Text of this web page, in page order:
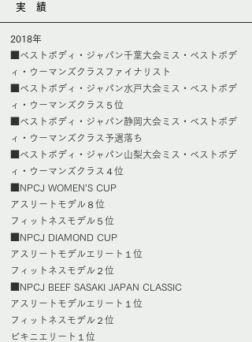
実 績
2018年
■ベストボディ・ジャパン千葉大会ミス・ベストボデ
ィ・ウーマンズクラスファイナリスト
■ベストボディ・ジャパン水戸大会ミス・ベストボデ
ィ・ウーマンズクラス５位
■ベストボディ・ジャパン静岡大会ミス・ベストボデ
ィ・ウーマンズクラス予選落ち
■ベストボディ・ジャパン山梨大会ミス・ベストボデ
ィ・ウーマンズクラス４位
■NPCJ WOMEN’S CUP
アスリートモデル８位
フィットネスモデル５位
■NPCJ DIAMOND CUP
アスリートモデルエリート１位
フィットネスモデル２位
■NPCJ BEEF SASAKI JAPAN CLASSIC
アスリートモデルエリート１位
フィットネスモデル２位
ビキニエリート１位